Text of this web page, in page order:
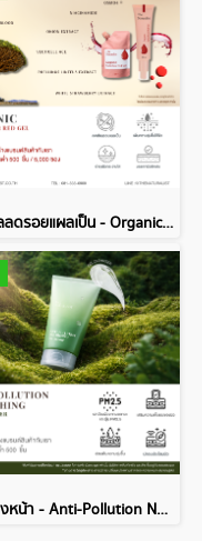
เรดเจลลดรอยแผลเป็น - Organic Kahai Scar Red Gel
เจลล้างหน้า - Anti-Pollution Nourishing